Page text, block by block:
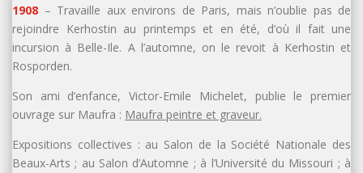
1908 – Travaille aux environs de Paris, mais n’oublie pas de
rejoindre Kerhostin au printemps et en été, d’où il fait une
incursion à Belle-Ile. A l’automne, on le revoit à Kerhostin et
Rosporden.
Son ami d’enfance, Victor-Emile Michelet, publie le premier
ouvrage sur Maufra : Maufra peintre et graveur.
Expositions collectives : au Salon de la Société Nationale des
Beaux-Arts ; au Salon d’Automne ; à l’Université du Missouri ; à